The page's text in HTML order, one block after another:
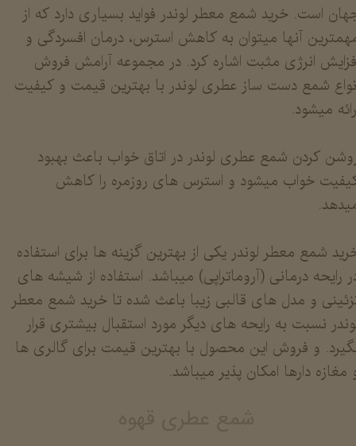
است. خرید شمع معطر لوندر فواید بسیاری دارد که از
آنها میتوان به کاهش استرس، درمان افسردگی و
انرژی مثبت اشاره کرد. در مجموعه آرامش فروش
شمع دست ساز عطری لوندر با بهترین قیمت و کیفیت
میشود.
کردن شمع عطری لوندر در اتاق خواب باعث بهبود
خواب میشود و استرس های روزمره را کاهش
شمع معطر لوندر یکی از بهترین گزینه ها برای استفاده
رایحه درمانی (آروماتراپی) میباشد. استفاده از شیشه های
و مدل های قالبی زیبا باعث شده تا خرید شمع معطر
نسبت به رایحه های دیگر مورد استقبال بیشتری قرار
و فروش این محصول با بهترین قیمت برای گالری ها
مغازه دارها امکان پذیر میباشد.